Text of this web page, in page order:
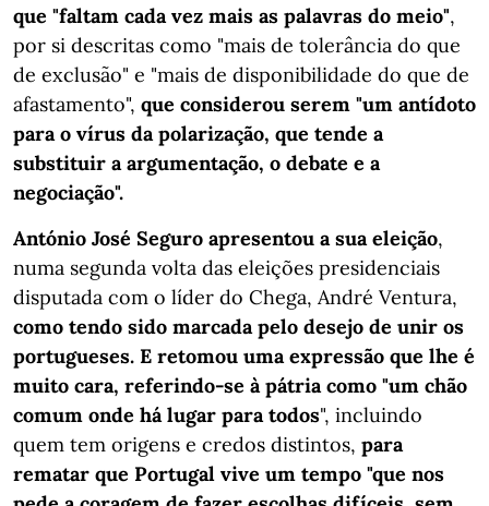
que "faltam cada vez mais as palavras do meio",
por si descritas como "mais de tolerância do que
de exclusão" e "mais de disponibilidade do que de
afastamento", que considerou serem "um antídoto
para o vírus da polarização, que tende a
substituir a argumentação, o debate e a
negociação".
António José Seguro apresentou a sua eleição,
numa segunda volta das eleições presidenciais
disputada com o líder do Chega, André Ventura,
como tendo sido marcada pelo desejo de unir os
portugueses. E retomou uma expressão que lhe é
muito cara, referindo-se à pátria como "um chão
comum onde há lugar para todos", incluindo
quem tem origens e credos distintos, para
rematar que Portugal vive um tempo "que nos